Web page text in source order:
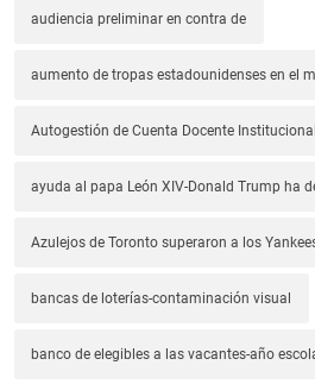
audiencia preliminar en contra de
aumento de tropas estadounidenses en el
Autogestión de Cuenta Docente
ayuda al papa León XIV-Donald Trump ha
Azulejos de Toronto superaron a los
bancas de loterías-contaminación visual
banco de elegibles a las vacantes-año